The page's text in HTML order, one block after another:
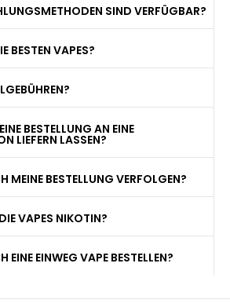
SIND VERFÜGBAR?
BESTEN VAPES?
BESTELLUNG AN EINE
LIEFERN LASSEN?
MEINE BESTELLUNG VERFOLGEN?
VAPES NIKOTIN?
EINE EINWEG VAPE BESTELLEN?